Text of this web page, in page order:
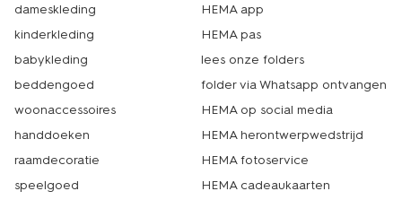
dameskleding
kinderkleding
babykleding
beddengoed
woonaccessoires
handdoeken
raamdecoratie
speelgoed
HEMA app
HEMA pas
lees onze folders
folder via Whatsapp ontvangen
HEMA op social media
HEMA herontwerpwedstrijd
HEMA fotoservice
HEMA cadeaukaarten